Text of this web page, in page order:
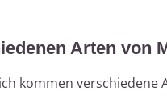
Arten von
kommen